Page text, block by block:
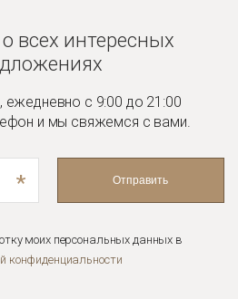
всех интересных
, ежедневно с 9:00 до 21:00
и мы свяжемся с вами.
* Отправить
моих персональных данных в
конфиденциальноcти